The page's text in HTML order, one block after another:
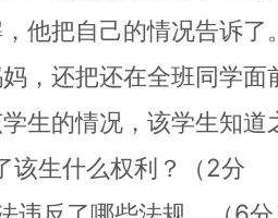
他把自己的情况告诉
，还把还在全班同学
生的情况，该学生知
该生什么权利？（2分